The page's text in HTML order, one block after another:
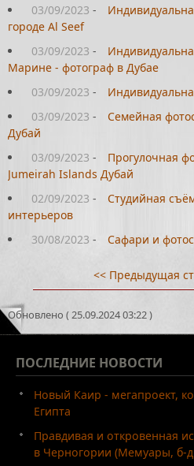
03/09/2023 -
городе Al Seef
03/09/2023 -
Марине - фотограф в Дубае
03/09/2023 -
03/09/2023 -
Семейная
Дубай
03/09/2023 -
Прогулочная
Jumeirah Islands Дубай
02/09/2023 -
Студийная
интерьеров
30/08/2023 - Сафари и
<< Предыдущая
Обновлено ( 25.09.2024 03:22 )
ПОСЛЕДНИЕ НОВОСТИ
Новый Каир - мегапроект,
Египта
Правдивая и откровенная
в Черногории (Мемуары, б-